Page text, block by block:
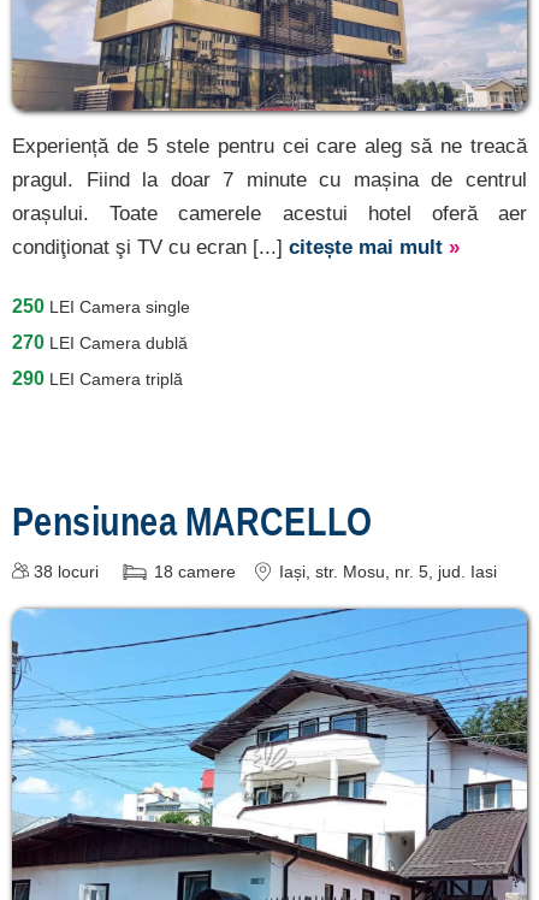
Experiență de 5 stele pentru cei care aleg să ne treacă
pragul. Fiind la doar 7 minute cu mașina de centrul
orașului. Toate camerele acestui hotel oferă aer
condiţionat şi TV cu ecran [...] citește mai mult »
250 LEI Camera single
270 LEI Camera dublă
290 LEI Camera triplă
Pensiunea MARCELLO
38 locuri 18 camere Iași, str. Mosu, nr. 5, jud. Iasi